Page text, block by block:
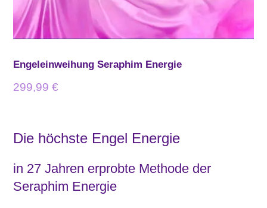
Engeleinweihung Seraphim Energie
299,99 €
Die höchste Engel Energie
in 27 Jahren erprobte Methode der
Seraphim Energie